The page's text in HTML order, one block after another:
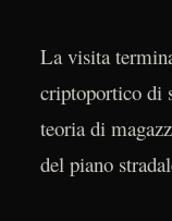
La visita
criptoportico di
teoria di
del piano